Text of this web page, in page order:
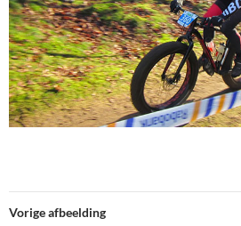
Vorige afbeelding